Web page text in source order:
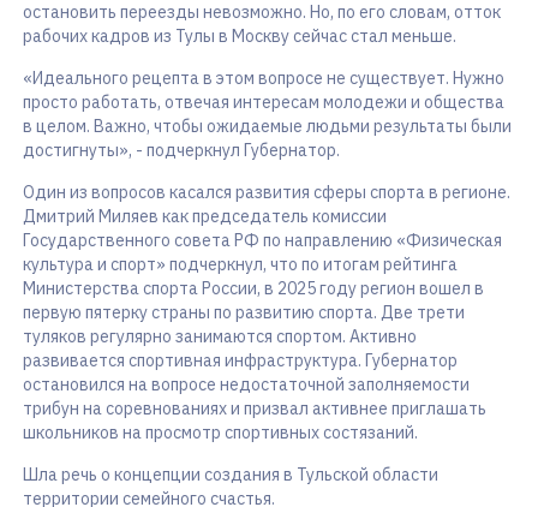
остановить переезды невозможно. Но, по его словам, отток
рабочих кадров из Тулы в Москву сейчас стал меньше.
«Идеального рецепта в этом вопросе не существует. Нужно
просто работать, отвечая интересам молодежи и общества
в целом. Важно, чтобы ожидаемые людьми результаты были
достигнуты», - подчеркнул Губернатор.
Один из вопросов касался развития сферы спорта в регионе.
Дмитрий Миляев как председатель комиссии
Государственного совета РФ по направлению «Физическая
культура и спорт» подчеркнул, что по итогам рейтинга
Министерства спорта России, в 2025 году регион вошел в
первую пятерку страны по развитию спорта. Две трети
туляков регулярно занимаются спортом. Активно
развивается спортивная инфраструктура. Губернатор
остановился на вопросе недостаточной заполняемости
трибун на соревнованиях и призвал активнее приглашать
школьников на просмотр спортивных состязаний.
Шла речь о концепции создания в Тульской области
территории семейного счастья.